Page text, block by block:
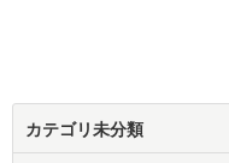
カテゴリ未分類